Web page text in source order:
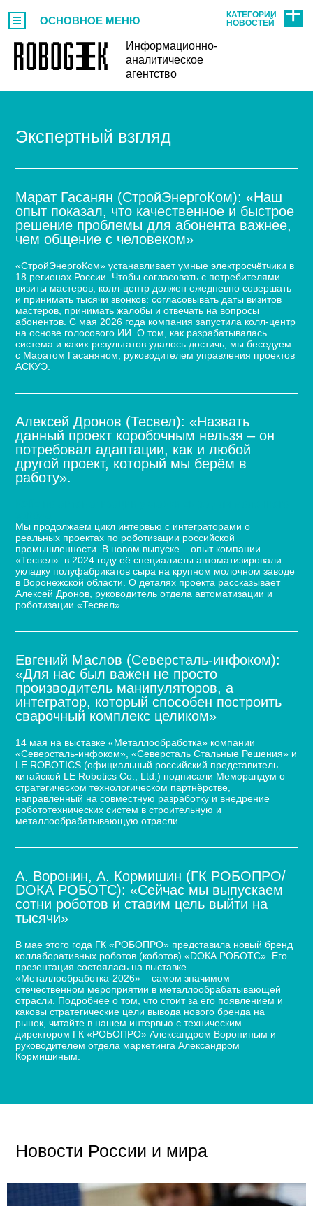
Информационно-
аналитическое
агентство
ОСНОВНОЕ МЕНЮ
КАТЕГОРИИ
НОВОСТЕЙ
Экспертный взгляд
Марат Гасанян (СтройЭнергоКом): «Наш
опыт показал, что качественное и быстрое
решение проблемы для абонента важнее,
чем общение с человеком»
«СтройЭнергоКом» устанавливает умные электросчётчики в
18 регионах России. Чтобы согласовать с потребителями
визиты мастеров, колл-центр должен ежедневно совершать
и принимать тысячи звонков: согласовывать даты визитов
мастеров, принимать жалобы и отвечать на вопросы
абонентов. С мая 2026 года компания запустила колл-центр
на основе голосового ИИ. О том, как разрабатывалась
система и каких результатов удалось достичь, мы беседуем
с Маратом Гасаняном, руководителем управления проектов
АСКУЭ.
Алексей Дронов (Тесвел): «Назвать
данный проект коробочным нельзя – он
потребовал адаптации, как и любой
другой проект, который мы берём в
работу».
Мы продолжаем цикл интервью с интеграторами о
реальных проектах по роботизации российской
промышленности. В новом выпуске – опыт компании
«Тесвел»: в 2024 году её специалисты автоматизировали
укладку полуфабрикатов сыра на крупном молочном заводе
в Воронежской области. О деталях проекта рассказывает
Алексей Дронов, руководитель отдела автоматизации и
роботизации «Тесвел».
Евгений Маслов (Северсталь-инфоком):
«Для нас был важен не просто
производитель манипуляторов, а
интегратор, который способен построить
сварочный комплекс целиком»
14 мая на выставке «Металлообработка» компании
«Северсталь-инфоком», «Северсталь Стальные Решения» и
LE ROBOTICS (официальный российский представитель
китайской LE Robotics Co., Ltd.) подписали Меморандум о
стратегическом технологическом партнёрстве,
направленный на совместную разработку и внедрение
робототехнических систем в строительную и
металлообрабатывающую отрасли.
А. Воронин, А. Кормишин (ГК РОБОПРО/
DOКА РОБОТС): «Сейчас мы выпускаем
сотни роботов и ставим цель выйти на
тысячи»
В мае этого года ГК «РОБОПРО» представила новый бренд
коллаборативных роботов (коботов) «DОКА РОБОТС». Его
презентация состоялась на выставке
«Металлообработка-2026» – самом значимом
отечественном мероприятии в металлообрабатывающей
отрасли. Подробнее о том, что стоит за его появлением и
каковы стратегические цели вывода нового бренда на
рынок, читайте в нашем интервью с техническим
директором ГК «РОБОПРО» Александром Ворониным и
руководителем отдела маркетинга Александром
Кормишиным.
Новости России и мира